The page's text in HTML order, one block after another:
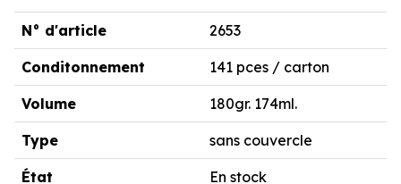
N° d'article 2653
Conditonnement 141 pces / carton
Volume 180gr. 174ml.
Type sans couvercle
État En stock